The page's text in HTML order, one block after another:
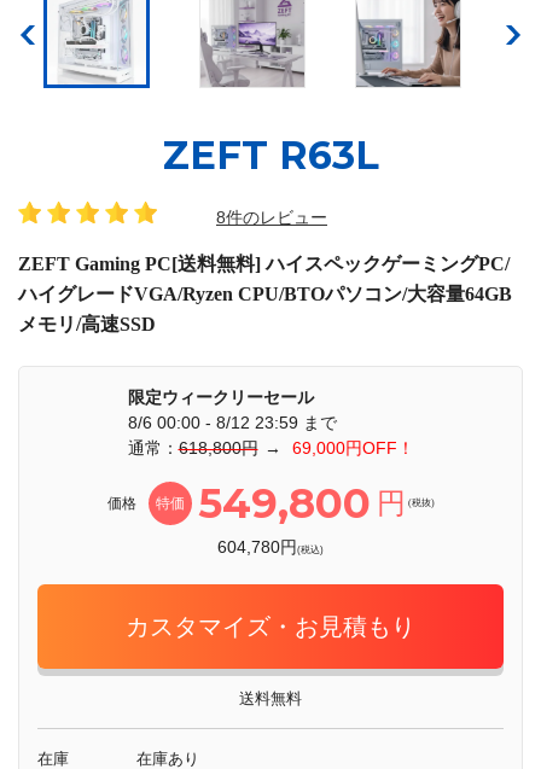
ZEFT R63L
8件のレビュー
ZEFT Gaming PC[送料無料] ハイスペックゲーミングPC/
ハイグレードVGA/Ryzen CPU/BTOパソコン/大容量64GB
メモリ/高速SSD
限定ウィークリーセール
8/6 00:00 - 8/12 23:59 まで
通常：618,800円 → 69,000円OFF！
価格 特価 549,800 円 (税抜)
604,780円(税込)
カスタマイズ・お見積もり
送料無料
在庫 在庫あり